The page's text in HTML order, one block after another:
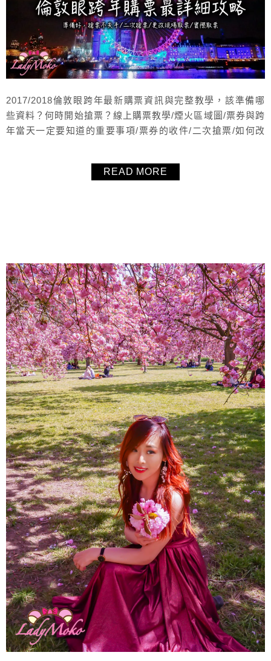
2017/2018倫敦眼跨年最新購票資訊與完整教學，該準備哪
些資料？何時開始搶票？線上購票教學/煙火區域圖/票券與跨
年當天一定要知道的重要事項/票券的收件/二次搶票/如何改
READ MORE
About